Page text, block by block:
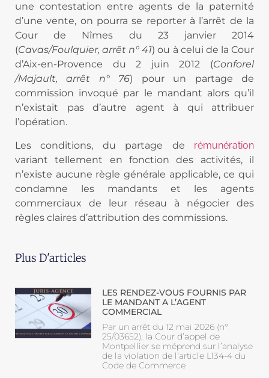
une contestation entre agents de la paternité
d’une vente, on pourra se reporter à l’arrêt de la
Cour de Nîmes du 23 janvier 2014
(Cavas/Foulquier, arrêt n° 41) ou à celui de la Cour
d’Aix-en-Provence du 2 juin 2012 (Conforel
/Majault, arrêt n° 76) pour un partage de
commission invoqué par le mandant alors qu’il
n’existait pas d’autre agent à qui attribuer
l’opération.
Les conditions, du partage de rémunération
variant tellement en fonction des activités, il
n’existe aucune règle générale applicable, ce qui
condamne les mandants et les agents
commerciaux de leur réseau à négocier des
règles claires d’attribution des commissions.
Plus D'articles
LES RENDEZ-VOUS FOURNIS PAR
LE MANDANT A L’AGENT
COMMERCIAL
Par un arrêt du 12 mai 2026 (n°
25/03652), la Cour d’appel de
Montpellier se méprend sur l’analyse
de la violation de l’article L134-4 du
Code de Commerce